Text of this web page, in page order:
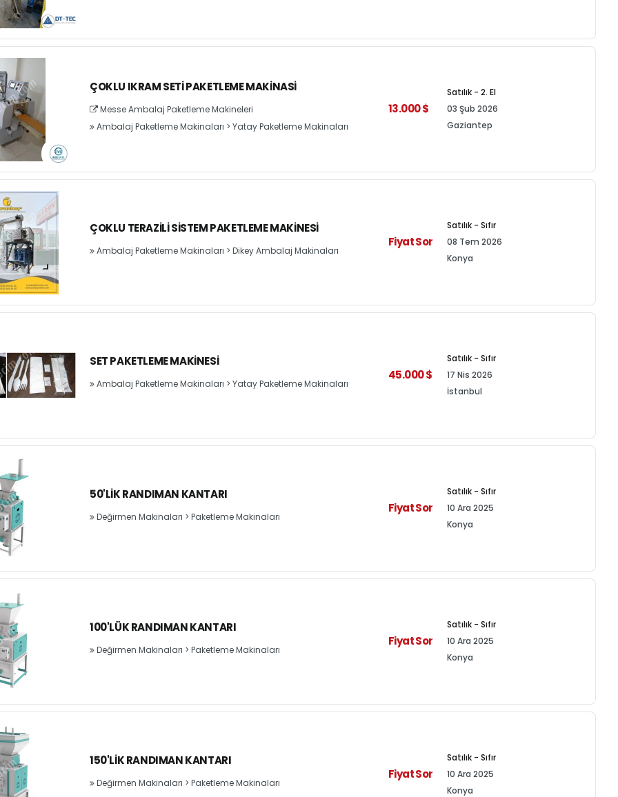
ÇOKLU IKRAM SETI PAKETLEME MAKINASI
Messe Ambalaj Paketleme Makineleri
Ambalaj Paketleme Makinaları > Yatay Paketleme Makinaları
13.000 $
Satılık - 2. El
03 Şub 2026
Gaziantep
ÇOKLU TERAZILI SISTEM PAKETLEME MAKINESI
Ambalaj Paketleme Makinaları > Dikey Ambalaj Makinaları
Fiyat Sor
Satılık - Sıfır
08 Tem 2026
Konya
SET PAKETLEME MAKINESI
Ambalaj Paketleme Makinaları > Yatay Paketleme Makinaları
45.000 $
Satılık - Sıfır
17 Nis 2026
İstanbul
50'LIK RANDIMAN KANTARI
Değirmen Makinaları > Paketleme Makinaları
Fiyat Sor
Satılık - Sıfır
10 Ara 2025
Konya
100'LÜK RANDIMAN KANTARI
Değirmen Makinaları > Paketleme Makinaları
Fiyat Sor
Satılık - Sıfır
10 Ara 2025
Konya
150'LIK RANDIMAN KANTARI
Değirmen Makinaları > Paketleme Makinaları
Fiyat Sor
Satılık - Sıfır
10 Ara 2025
Konya